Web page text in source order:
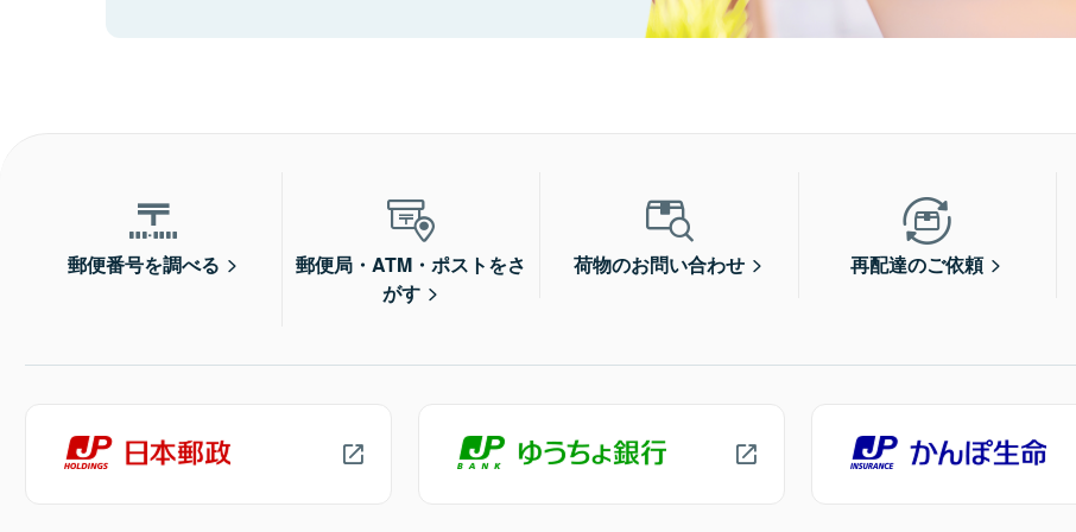
郵便番号を調べる
郵便局・ATM・ポストをさ
がす
荷物のお問い合わせ 再配達のご依頼